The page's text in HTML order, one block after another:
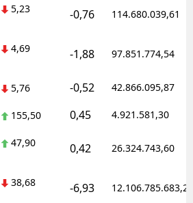
5,23 -0,76 114.680.039,61
4,69 -1,88 97.851.774,54
5,76 -0,52 42.866.095,87
155,50 0,45 4.921.581,30
47,90 0,42 26.324.743,60
38,68 -6,93 12.106.785.683,20